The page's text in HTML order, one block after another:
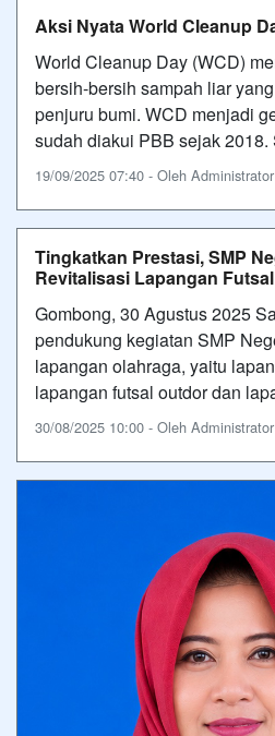
Aksi Nyata World Cleanup
World Cleanup Day (WCD)
bersih-bersih sampah liar
penjuru bumi. WCD menjadi
sudah diakui PBB sejak 2018.
19/09/2025 07:40 - Oleh
Tingkatkan Prestasi, SMP
Revitalisasi Lapangan Futsal
Gombong, 30 Agustus 2025
pendukung kegiatan SMP
lapangan olahraga, yaitu
lapangan futsal outdor dan
30/08/2025 10:00 - Oleh